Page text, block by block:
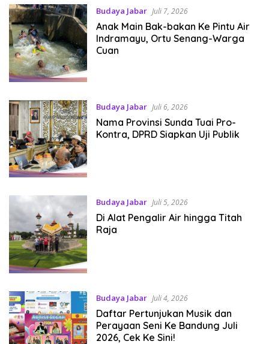
Budaya Jabar Juli 7, 2026
Anak Main Bak-bakan Ke Pintu Air
Indramayu, Ortu Senang-Warga
Cuan
Budaya Jabar Juli 6, 2026
Nama Provinsi Sunda Tuai Pro-
Kontra, DPRD Siapkan Uji Publik
Budaya Jabar Juli 5, 2026
Di Alat Pengalir Air hingga Titah
Raja
Budaya Jabar Juli 4, 2026
Daftar Pertunjukan Musik dan
Perayaan Seni Ke Bandung Juli
2026, Cek Ke Sini!